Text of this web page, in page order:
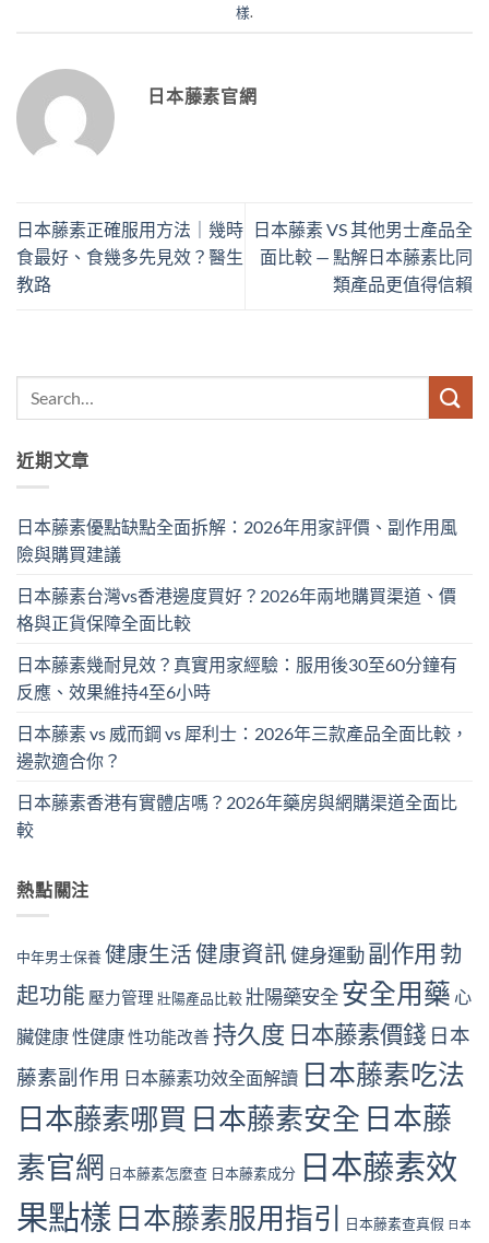
樣.
日本藤素官網
日本藤素正確服用方法｜幾時
食最好、食幾多先見效？醫生
教路
日本藤素 VS 其他男士產品全
面比較 — 點解日本藤素比同
類產品更值得信賴
近期文章
日本藤素優點缺點全面拆解：2026年用家評價、副作用風
險與購買建議
日本藤素台灣vs香港邊度買好？2026年兩地購買渠道、價
格與正貨保障全面比較
日本藤素幾耐見效？真實用家經驗：服用後30至60分鐘有
反應、效果維持4至6小時
日本藤素 vs 威而鋼 vs 犀利士：2026年三款產品全面比較，
邊款適合你？
日本藤素香港有實體店嗎？2026年藥房與網購渠道全面比
較
熱點關注
中年男士保養健康生活健康資訊健身運動副作用 勃
起功能 壓力管理 壯陽產品比較壯陽藥安全安全用藥 心
臟健康性健康性功能改善 持久度 日本藤素價錢 日本
藤素副作用 日本藤素功效全面解讀 日本藤素吃法
日本藤素哪買 日本藤素安全 日本藤
素官網 日本藤素怎麼查 日本藤素成分 日本藤素效
果點樣 日本藤素服用指引 日本藤素查真假 日本